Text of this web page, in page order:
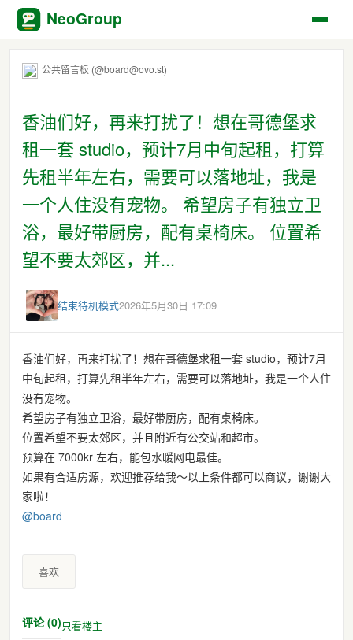
NeoGroup
公共留言板 (@board@ovo.st)
香油们好，再来打扰了！想在哥德堡求
租一套 studio，预计7月中旬起租，打算
先租半年左右，需要可以落地址，我是
一个人住没有宠物。 希望房子有独立卫
浴，最好带厨房，配有桌椅床。 位置希
望不要太郊区，并...
结束待机模式2026年5月30日 17:09
香油们好，再来打扰了！想在哥德堡求租一套 studio，预计7月
中旬起租，打算先租半年左右，需要可以落地址，我是一个人住
没有宠物。
希望房子有独立卫浴，最好带厨房，配有桌椅床。
位置希望不要太郊区，并且附近有公交站和超市。
预算在 7000kr 左右，能包水暖网电最佳。
如果有合适房源，欢迎推荐给我～以上条件都可以商议，谢谢大
家啦！
@board
喜欢
评论 (0)只看楼主